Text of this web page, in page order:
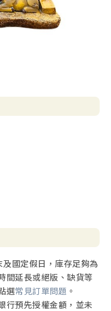
國定假日，庫存足夠為
間延長或絕版、缺貨等
選常見訂單問題 。
行預先授權金額，並未